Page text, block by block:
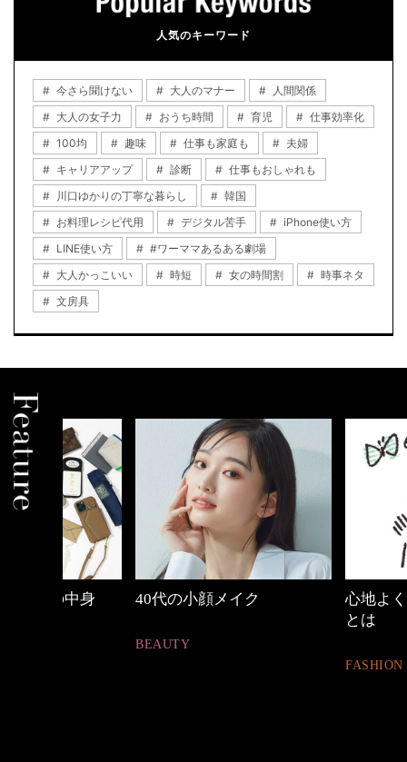
人気のキーワード
今さら聞けない 大人のマナー
人間関係
大人の女子力
おうち時間 育児
仕事効率化
100均
趣味 仕事も家庭も
夫婦
キャリアアップ
診断
仕事もおしゃれも
川口ゆかりの丁寧な暮らし
韓国
お料理レシピ代用
デジタル苦手
iPhone使い方
LINE使い方
#ワーママあるある劇場
大人かっこいい
時短 女の時間割
時事ネタ
文房具
40代の小顔メイク
心地よくいられる